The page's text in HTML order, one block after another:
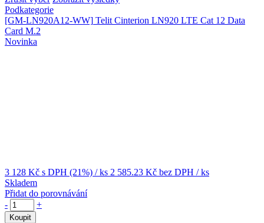
Podkategorie
[GM-LN920A12-WW] Telit Cinterion LN920 LTE Cat 12 Data
Card M.2
Novinka
3 128 Kč s DPH (21%) / ks 2 585.23 Kč bez DPH / ks
Skladem
Přidat do porovnávání
-
+
Koupit